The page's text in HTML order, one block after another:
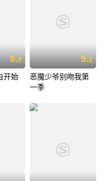
5.9
开始
5.2
恶魔少爷别吻我第
一季